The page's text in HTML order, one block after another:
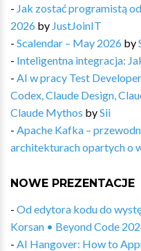
- Jak zostać programistą
2026 by JustJoinIT
- Scalendar – May 2026 by
- Inteligentna integracja:
- AI w pracy Test
Codex, Claude Design,
Claude Mythos bySii
- Apache Kafka –
architekturach opartych o
NOWE PREZENTACJE
- Od edytora kodu do
Korsan • Beyond Code
- AI Hangover: How to